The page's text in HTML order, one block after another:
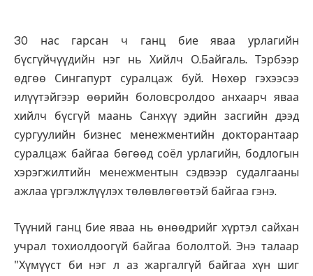
30 нас гарсан ч ганц бие яваа урлагийн
бүсгүйчүүдийн нэг нь Хийлч О.Байгаль. Тэрбээр
өдгөө Сингапурт суралцаж буй. Нөхөр гэхээсээ
илүүтэйгээр өөрийн боловсролдоо анхаарч яваа
хийлч бүсгүй маань Санхүү эдийн засгийн дээд
сургуулийн бизнес менежментийн докторантаар
суралцаж байгаа бөгөөд соёл урлагийн, бодлогын
хэрэгжилтийн менежментын сэдвээр судалгааны
ажлаа үргэлжлүүлэх төлөвлөгөөтэй байгаа гэнэ.
Түүний ганц бие яваа нь өнөөдрийг хүртэл сайхан
учрал тохиолдоогүй байгаа бололтой. Энэ талаар
"Хүмүүст би нэг л аз жаргалгүй байгаа хүн шиг